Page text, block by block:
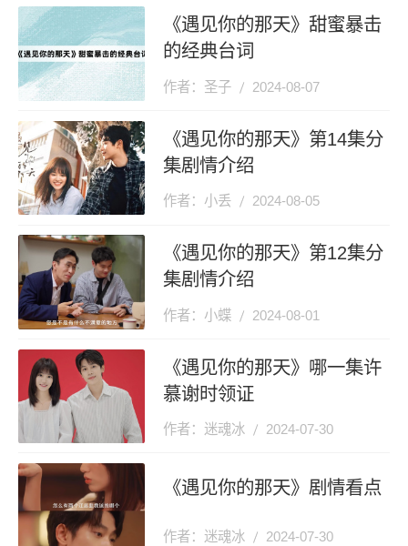
《遇见你的那天》甜蜜暴击
的经典台词
作者：圣子 2024-08-07
《遇见你的那天》第14集分
集剧情介绍
作者：小丢 2024-08-05
《遇见你的那天》第12集分
集剧情介绍
作者：小蝶 2024-08-01
《遇见你的那天》哪一集许
慕谢时领证
作者：迷魂冰 2024-07-30
《遇见你的那天》剧情看点
作者：迷魂冰 2024-07-30